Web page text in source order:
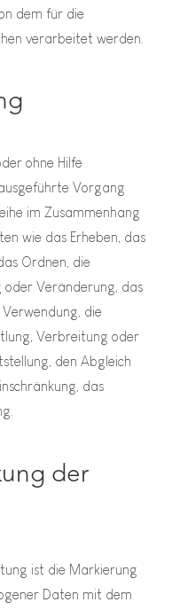
dem für die
verarbeitet werden.
ohne Hilfe
Vorgang
im Zusammenhang
wie das Erheben, das
Ordnen, die
oder Veränderung, das
die
Verbreitung oder
den Abgleich
das
der
ist die Markierung
Daten mit dem